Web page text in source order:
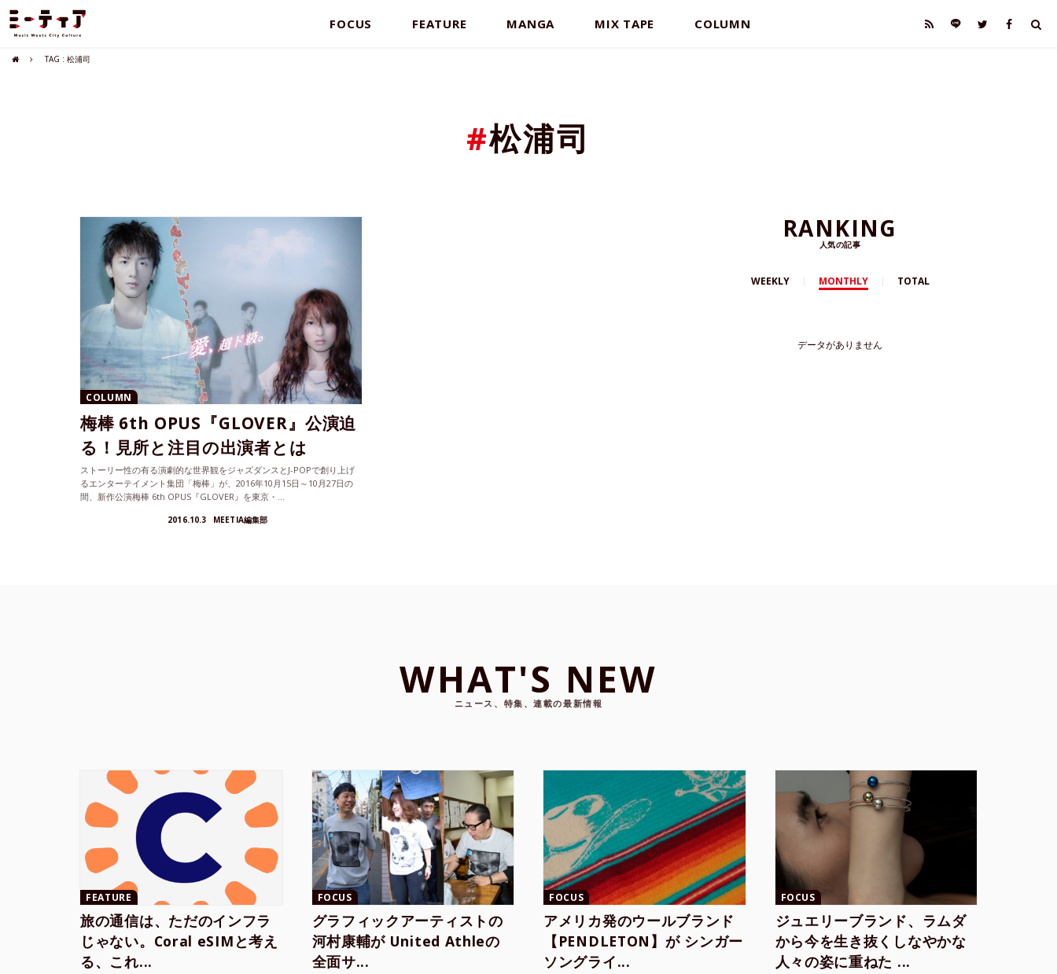
FOCUS FEATURE MANGA MIX TAPE COLUMN
TAG : 松浦司
#松浦司
COLUMN
梅棒 6th OPUS『GLOVER』公演迫
る！見所と注目の出演者とは
ストーリー性の有る演劇的な世界観をジャズダンスとJ-POPで創り上げ
るエンターテイメント集団「梅棒」が、2016年10月15日～10月27日の
間、新作公演梅棒 6th OPUS『GLOVER』を東京・...
2016.10.3 MEETIA編集部
RANKING
人気の記事
WEEKLY MONTHLY TOTAL
データがありません
WHAT'S NEW
ニュース、特集、連載の最新情報
FEATURE
旅の通信は、ただのインフラ
じゃない。Coral eSIMと考え
る、これ...
FOCUS
グラフィックアーティストの
河村康輔が United Athleの
全面サ...
FOCUS
アメリカ発のウールブランド
【PENDLETON】が シンガー
ソングライ...
FOCUS
ジュエリーブランド、ラムダ
から今を生き抜くしなやかな
人々の姿に重ねた ...